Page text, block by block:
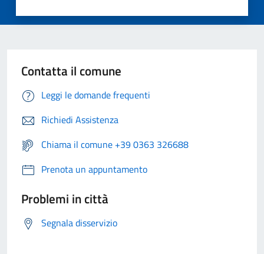
Contatta il comune
Leggi le domande frequenti
Richiedi Assistenza
Chiama il comune +39 0363 326688
Prenota un appuntamento
Problemi in città
Segnala disservizio